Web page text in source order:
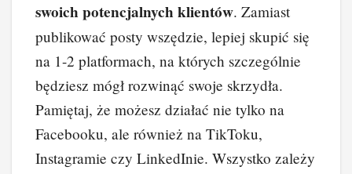
swoich potencjalnych klientów. Zamiast
publikować posty wszędzie, lepiej skupić się
na 1-2 platformach, na których szczególnie
będziesz mógł rozwinąć swoje skrzydła.
Pamiętaj, że możesz działać nie tylko na
Facebooku, ale również na TikToku,
Instagramie czy LinkedInie. Wszystko zależy